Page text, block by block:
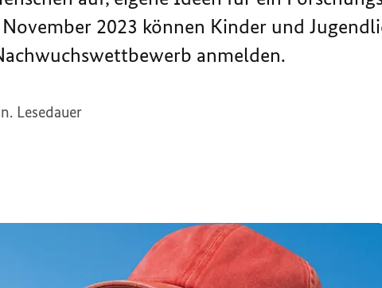
2023 können Kinder und
anmelden.
Lesedauer